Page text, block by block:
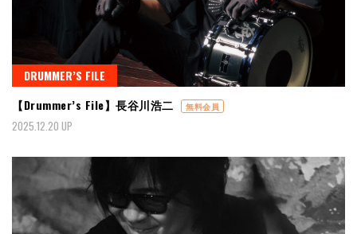
DRUMMER’S FILE
【Drummer’s File】長谷川浩二
無料会員
2025.12.20 UP